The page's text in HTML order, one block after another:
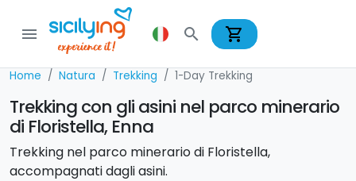
menu search shopping_cart
Home Natura Trekking 1-Day Trekking
Trekking con gli asini nel parco minerario
di Floristella, Enna
Trekking nel parco minerario di Floristella,
accompagnati dagli asini.